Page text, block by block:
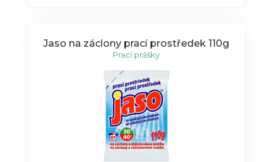
Jaso na záclony prací prostředek 110g
Prací prášky